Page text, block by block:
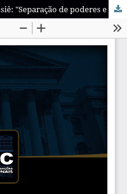
v. 5 n. 1 (2018): janeiro/abril - Dossiê: "Separação de poderes e diálogos institucionais"